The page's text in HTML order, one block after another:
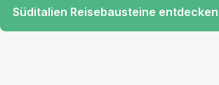
Süditalien Reisebausteine entdecken